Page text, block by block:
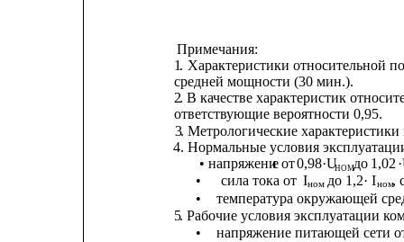
Примечания:
1. Характеристики относительной
средней мощности (30 мин.).
2. В качестве характеристик
ответствующие вероятности 0,95.
3. Метрологические
4. Нормальные условия
• напряжениеот0,98·UHOM до 1,02
•
сила тока от Iном до 1,2· Iном,
• температура окружающей
5. Рабочие условия эксплуатации
•
напряжение питающей сети